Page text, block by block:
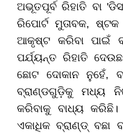
ଅଭୂତପୂର୍ବ ରିହାତି ବା
ରିପୋର୍ଟ ମୁତାବକ,
ଆକୃଷ୍ଟ କରିବା ପାଇଁ
ପର୍ଯ୍ୟନ୍ତ ରିହାତି
ଛୋଟ ଦୋକାନ ନୁହେଁ,
ବ୍ରାଣ୍ଡଗୁଡ଼ିକୁ ମଧ୍ୟ
କରିବାକୁ ବାଧ୍ୟ କରିଛି।
ଏକାଧିକ ବ୍ରାଣ୍ଡ୍ ବଛା